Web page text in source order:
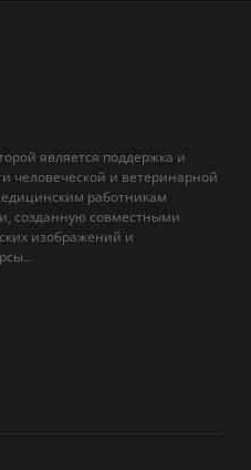
является поддержка и
человеческой и ветеринарной
работникам
созданную совместными
изображений и